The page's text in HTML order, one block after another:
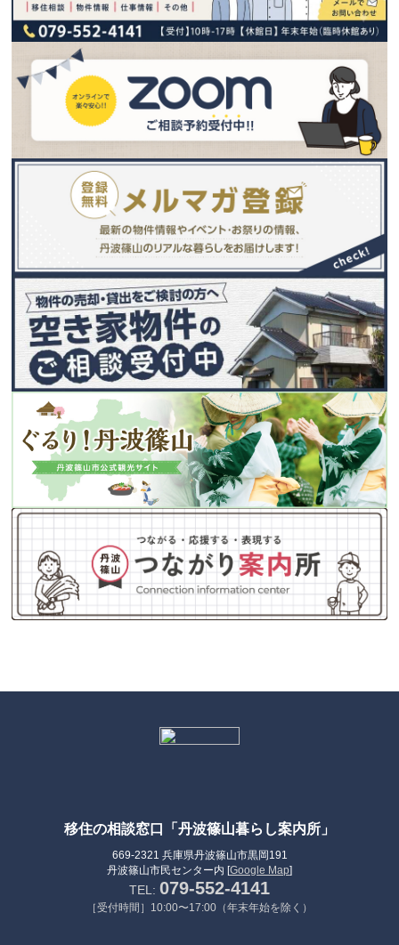
移住の相談窓口「丹波篠山暮らし案内所」
669-2321 兵庫県丹波篠山市黒岡191
丹波篠山市民センター内 [Google Map]
TEL: 079-552-4141
［受付時間］10:00〜17:00（年末年始を除く）